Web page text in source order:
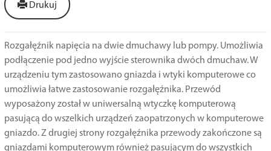
Drukuj
Rozgałęźnik napięcia na dwie dmuchawy lub pompy. Umożliwia
podłączenie pod jedno wyjście sterownika dwóch dmuchaw. W
urządzeniu tym zastosowano gniazda i wtyki komputerowe co
umożliwia łatwe zastosowanie rozgałęźnika. Przewód
wyposażony został w uniwersalną wtyczkę komputerową
pasującą do wszelkich urządzeń zaopatrzonych w komputerowe
gniazdo. Z drugiej strony rozgałęźnika przewody zakończone są
gniazdami komputerowym również pasującym do wszystkich